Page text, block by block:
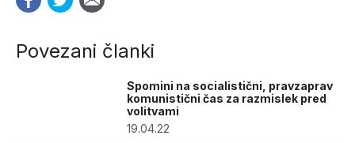
Povezani članki
Spomini na socialistični, pravzaprav
komunistični čas za razmislek pred
volitvami
19.04.22